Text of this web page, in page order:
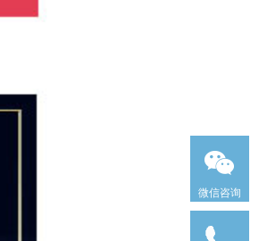
微信咨询